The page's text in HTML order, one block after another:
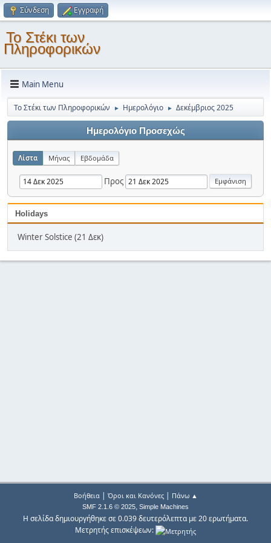
Σύνδεση Εγγραφή
Το Στέκι των
Πληροφορικών
Main Menu
Το Στέκι των Πληροφορικών ► Ημερολόγιο ► Δεκέμβριος 2025
Ημερολόγιο Προσεχώς
Λίστα Μήνας Εβδομάδα
Προς
Holidays
Winter Solstice (21 Δεκ)
Βοήθεια| Όροι και Κανόνες| Πάνω ▲
SMF 2.1.6 © 2025, Simple Machines
Η σελίδα δημιουργήθηκε σε 0.039 δευτερόλεπτα με 20 ερωτήματα.
Μετρητής επισκέψεων: